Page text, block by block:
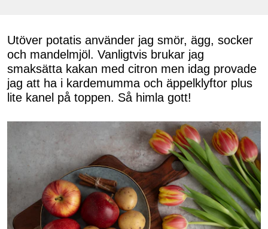
Utöver potatis använder jag smör, ägg, socker
och mandelmjöl. Vanligtvis brukar jag
smaksätta kakan med citron men idag provade
jag att ha i kardemumma och äppelklyftor plus
lite kanel på toppen. Så himla gott!